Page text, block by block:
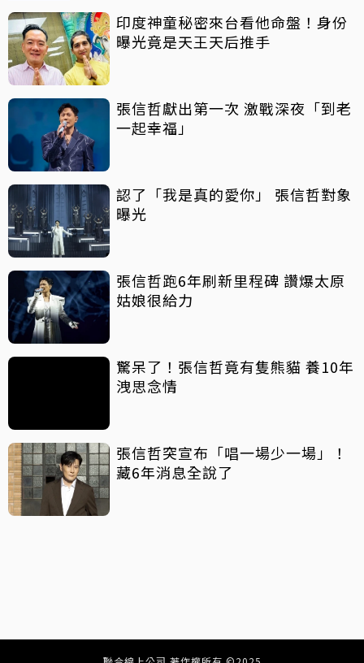
印度神童秘密來台看他命盤！身份
曝光竟是天王天后推手
張信哲獻出第一次 激戰深夜「到老
一起幸福」
認了「我是真的愛你」 張信哲對象
曝光
張信哲跑6年刷新里程碑 讚爆太原
姑娘很給力
驚呆了！張信哲竟有隻熊貓 養10年
洩思念情
張信哲突宣布「唱一場少一場」！
藏6年消息全說了